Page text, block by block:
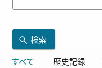
検索
すべて
歴史記録